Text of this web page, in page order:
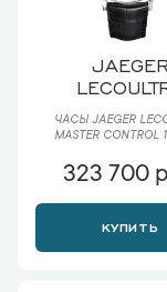
JAEGER
ЧАСЫ JAEGER
MASTER CONTROL
323 700
КУПИТЬ